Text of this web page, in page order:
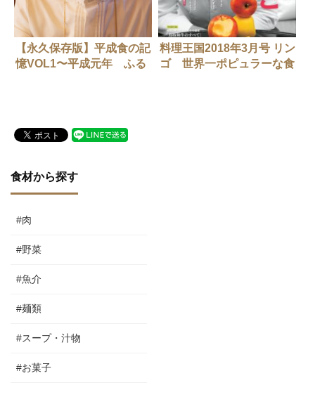
【永久保存版】平成食の記
憶VOL1〜平成元年 ふる
料理王国2018年3月号 リン
ゴ 世界一ポピュラーな食
食材から探す
#肉
#野菜
#魚介
#麺類
#スープ・汁物
#お菓子